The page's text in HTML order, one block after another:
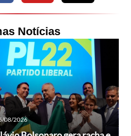
Notícias
08/2026